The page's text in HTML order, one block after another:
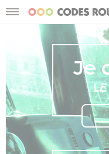
Menu
Je
le
Panneau de gestion des